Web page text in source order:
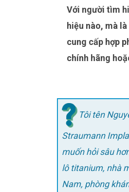
Với người tìm hiểu kỹ trước khi cấy ghép, điều quan trọng không chỉ là biết trụ thuộc thương
hiệu nào, mà
cung cấp hợp
chính hãng
Tôi tên
Straumann
muốn hỏi sâu
lô titanium, nhà
Nam, phòng